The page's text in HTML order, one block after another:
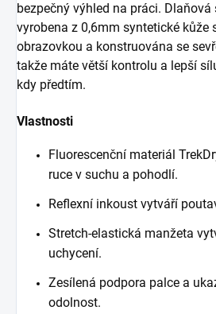
bezpečný výhled na práci.
vyrobena z 0,6mm syntetické kůže
obrazovkou a konstruována se
takže máte větší kontrolu a lepší
kdy předtím.
Vlastnosti
Fluorescenční materiál
ruce v suchu a pohodlí.
Reflexní inkoust vytváří
Stretch-elastická manžeta
uchycení.
Zesílená podpora palce a
odolnost.